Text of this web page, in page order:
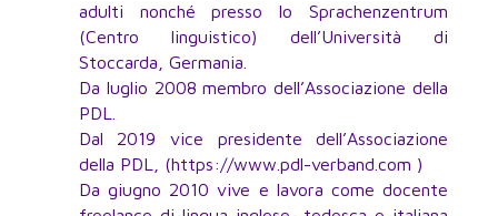
adulti nonché presso lo Sprachenzentrum
(Centro linguistico) dell’Università di
Stoccarda, Germania.
Da luglio 2008 membro dell’Associazione della
PDL.
Dal 2019 vice presidente dell’Associazione
della PDL, (https://www.pdl-verband.com )
Da giugno 2010 vive e lavora come docente